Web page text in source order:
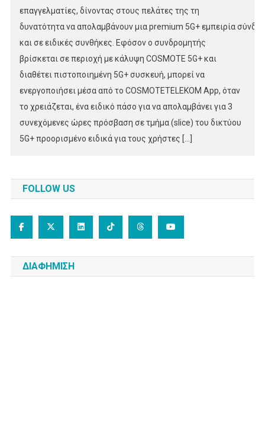
επαγγελματίες, δίνοντας στους πελάτες της τη
δυνατότητα να απολαμβάνουν μια premium 5G+ εμπειρία
και σε ειδικές συνθήκες. Εφόσον ο συνδρομητής
βρίσκεται σε περιοχή με κάλυψη COSMOTE 5G+ και
διαθέτει πιστοποιημένη 5G+ συσκευή, μπορεί να
ενεργοποιήσει μέσα από το COSMOTETELEKOM App, όταν
το χρειάζεται, ένα ειδικό πάσο για να απολαμβάνει για 3
συνεχόμενες ώρες πρόσβαση σε τμήμα (slice) του δικτύου
5G+ προορισμένο ειδικά για τους χρήστες […]
FOLLOW US
ΔΙΑΦΗΜΙΣΗ